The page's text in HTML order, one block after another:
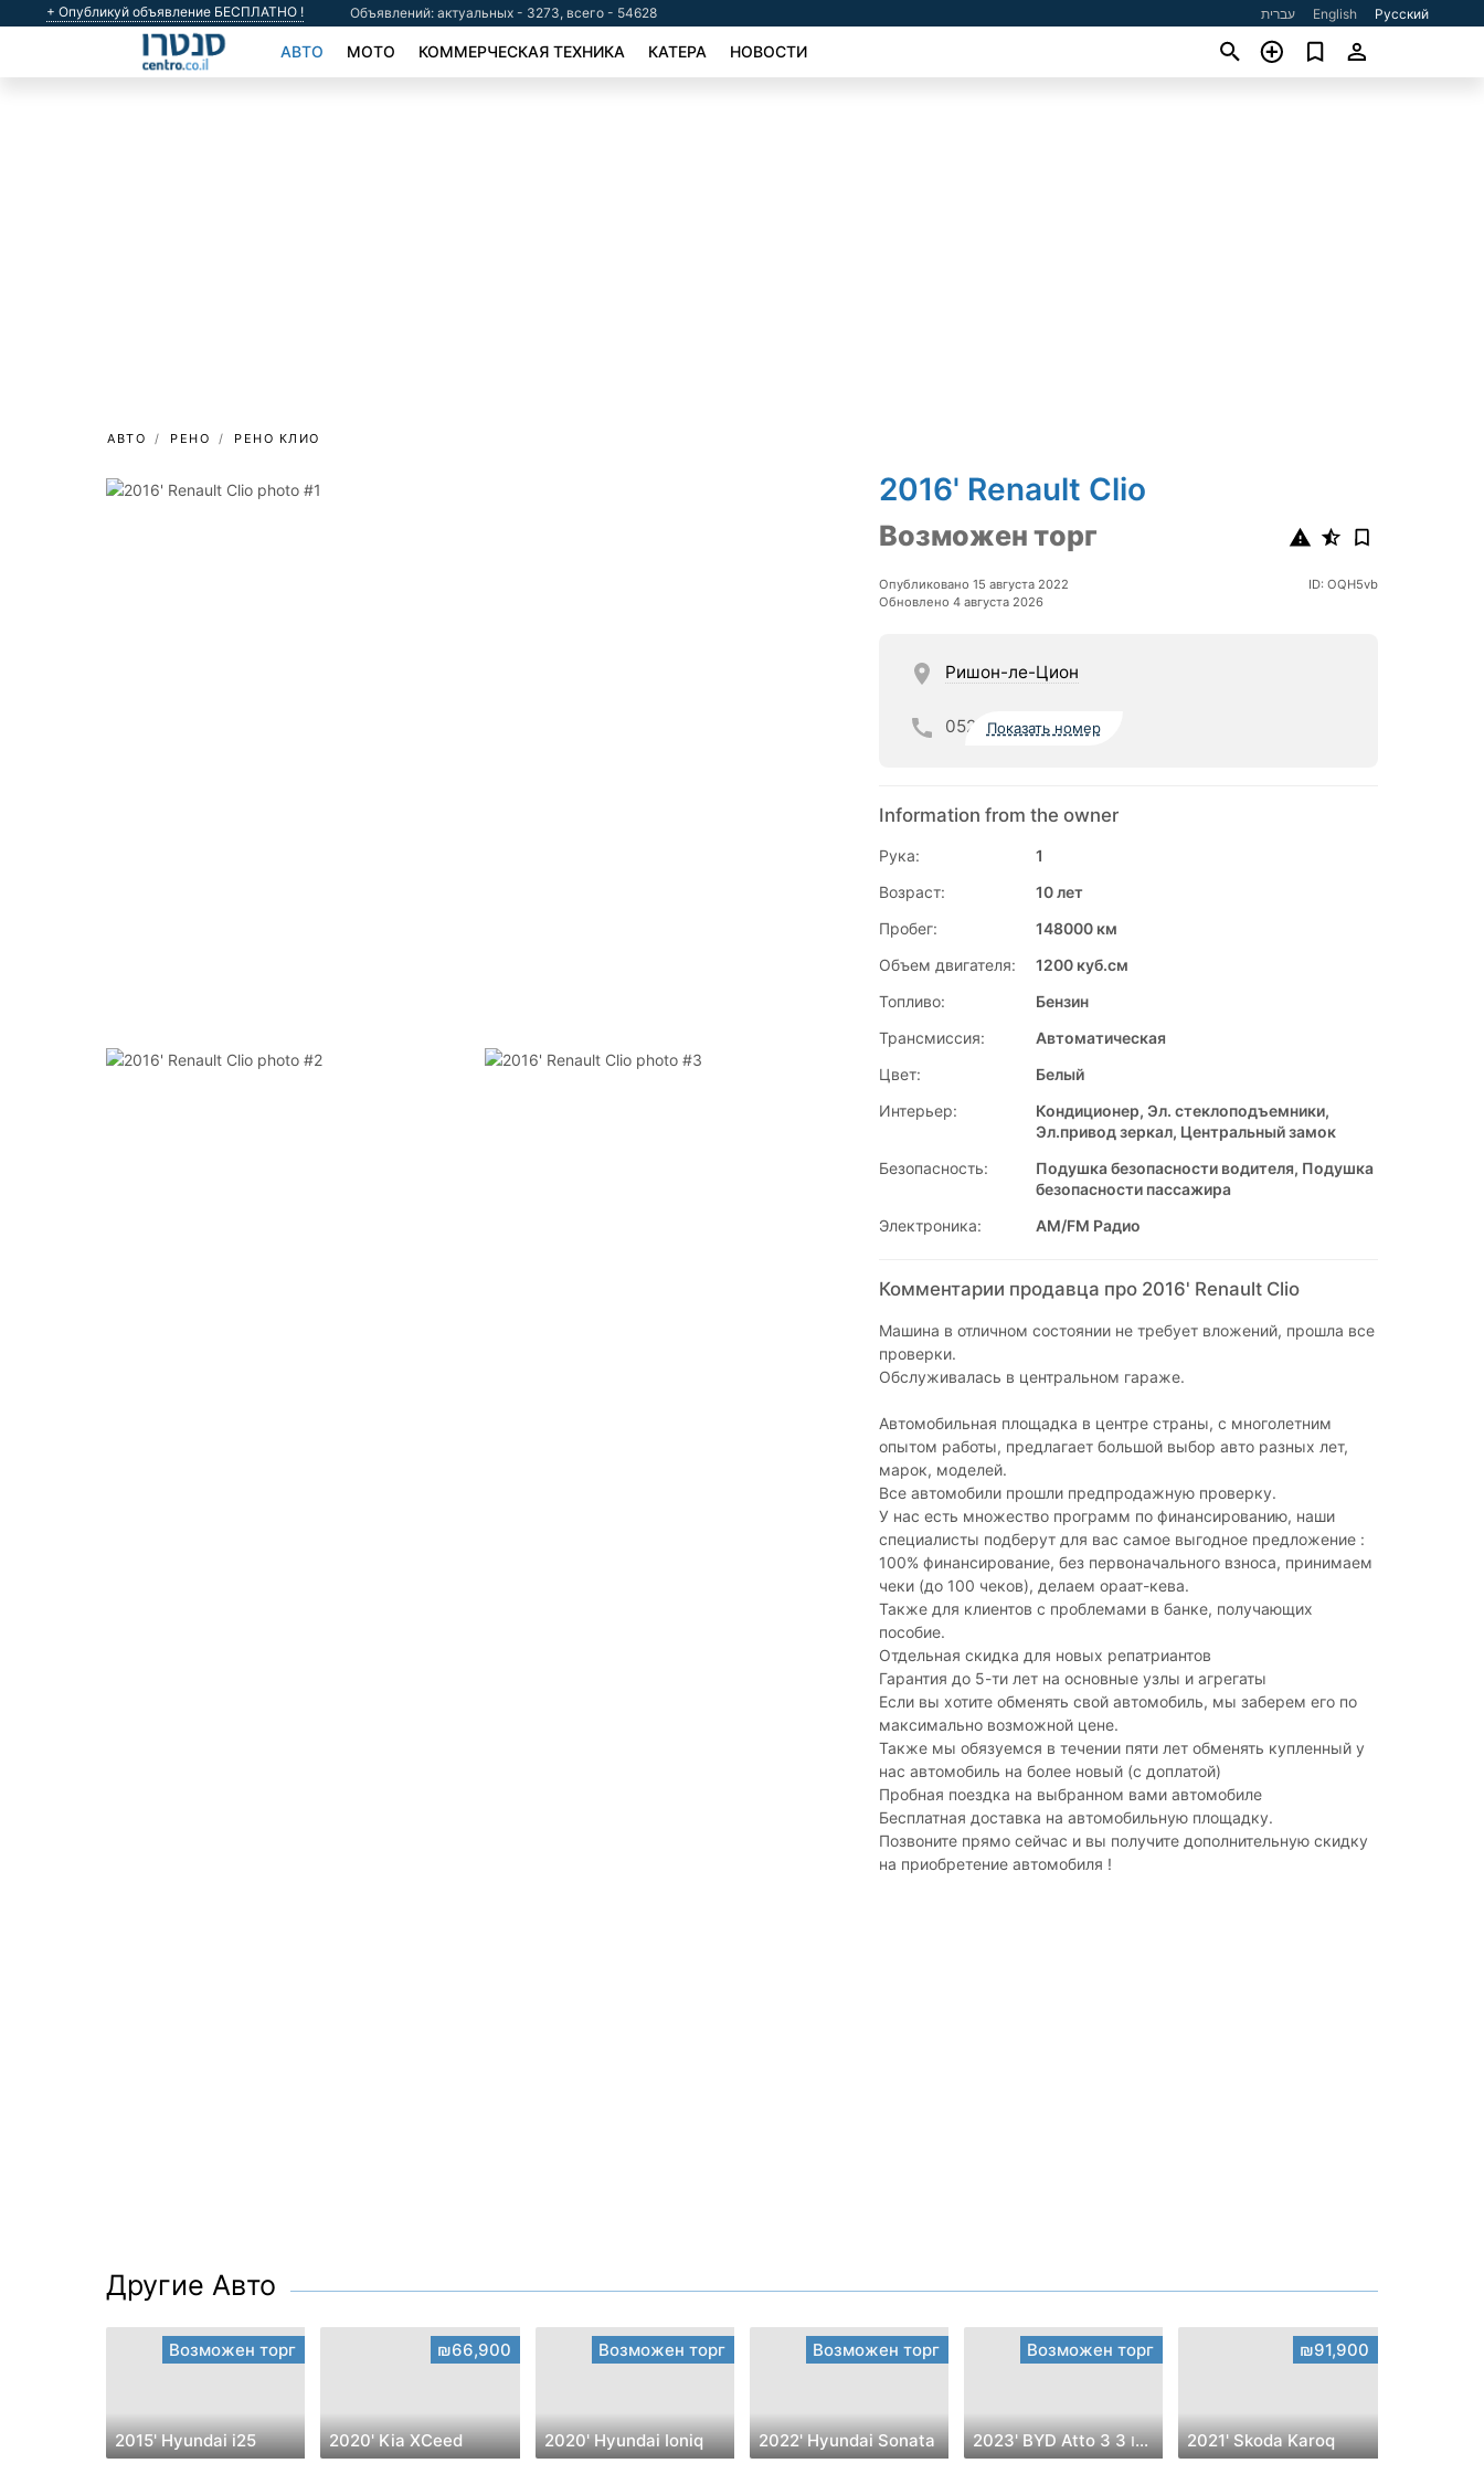
+ Опубликуй объявление БЕСПЛАТНО ! Объявлений: актуальных - 3273, всего - 54628 עברית English Русский
АВТО МОТО КОММЕРЧЕСКАЯ ТЕХНИКА КАТЕРА НОВОСТИ
АВТО РЕНО РЕНО КЛИО
2016' Renault Clio
Возможен торг
Опубликовано 15 августа 2022
Обновлено 4 августа 2026
ID: OQH5vb
Ришон-ле-Цион
052 Показать номер
Information from the owner
Рука:
1
Возраст:
10 лет
Пробег:
148000 км
Объем двигателя:
1200 куб.см
Топливо:
Бензин
Трансмиссия:
Автоматическая
Цвет:
Белый
Интерьер:
Кондиционер, Эл. стеклоподъемники,
Эл.привод зеркал, Центральный замок
Безопасность:
Подушка безопасности водителя, Подушка
безопасности пассажира
Электроника:
AM/FM Радио
Комментарии продавца про 2016' Renault Clio
Машина в отличном состоянии не требует вложений, прошла все
проверки.
Обслуживалась в центральном гараже.
Автомобильная площадка в центре страны, с многолетним
опытом работы, предлагает большой выбор авто разных лет,
марок, моделей.
Все автомобили прошли предпродажную проверку.
У нас есть множество программ по финансированию, наши
специалисты подберут для вас самое выгодное предложение :
100% финансирование, без первоначального взноса, принимаем
чеки (до 100 чеков), делаем ораат-кева.
Также для клиентов с проблемами в банке, получающих
пособие.
Отдельная скидка для новых репатриантов
Гарантия до 5-ти лет на основные узлы и агрегаты
Если вы хотите обменять свой автомобиль, мы заберем его по
максимально возможной цене.
Также мы обязуемся в течении пяти лет обменять купленный у
нас автомобиль на более новый (с доплатой)
Пробная поездка на выбранном вами автомобиле
Бесплатная доставка на автомобильную площадку.
Позвоните прямо сейчас и вы получите дополнительную скидку
на приобретение автомобиля !
Другие Авто
Возможен торг
2015' Hyundai i25
₪66,900
2020' Kia XCeed
Возможен торг
2020' Hyundai Ioniq
Возможен торг
2022' Hyundai Sonata
Возможен торг
2023' BYD Atto 3 בי.ווי.די אטו 3
₪91,900
2021' Skoda Karoq